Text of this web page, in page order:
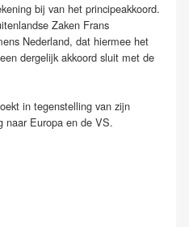
bij van het principeakkoord.
Zaken Frans
Nederland, dat hiermee het
dergelijk akkoord sluit met de
in tegenstelling van zijn
naar Europa en de VS.